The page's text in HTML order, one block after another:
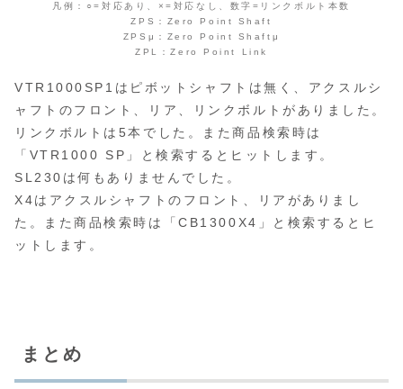
凡例：○=対応あり、×=対応なし、数字=リンクボルト本数
ZPS：Zero Point Shaft
ZPSμ：Zero Point Shaftμ
ZPL：Zero Point Link
VTR1000SP1はピボットシャフトは無く、アクスルシ
ャフトのフロント、リア、リンクボルトがありました。
リンクボルトは5本でした。また商品検索時は
「VTR1000 SP」と検索するとヒットします。
SL230は何もありませんでした。
X4はアクスルシャフトのフロント、リアがありまし
た。また商品検索時は「CB1300X4」と検索するとヒ
ットします。
まとめ